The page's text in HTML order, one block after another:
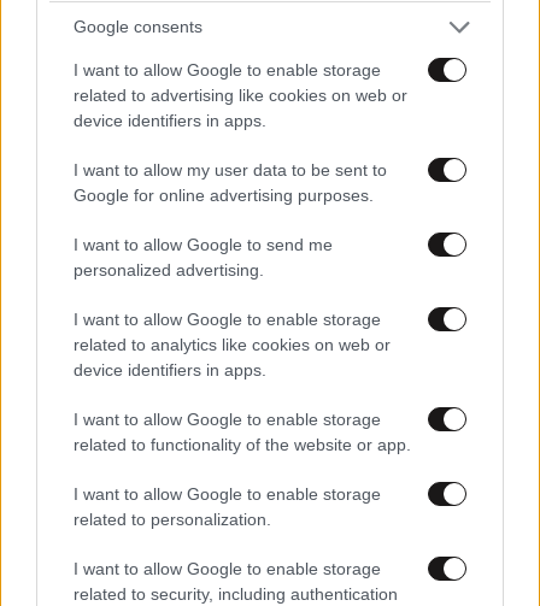
Google consents
I want to allow Google to enable storage
related to advertising like cookies on web or
device identifiers in apps.
I want to allow my user data to be sent to
Google for online advertising purposes.
I want to allow Google to send me
personalized advertising.
I want to allow Google to enable storage
related to analytics like cookies on web or
device identifiers in apps.
I want to allow Google to enable storage
related to functionality of the website or app.
I want to allow Google to enable storage
related to personalization.
I want to allow Google to enable storage
related to security, including authentication
Xαρακτήρες: 0/1000
Διαβάστε και ακολουθήστε τους κανόνες σχολιασμού
Ωραιες... 15·05·2026 12:48
Απαντήστε